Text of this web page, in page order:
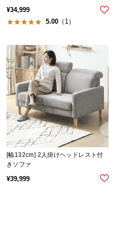
¥34,999
5.00 （1）
[幅132cm] 2人掛けヘッドレスト付
きソファ
¥39,999